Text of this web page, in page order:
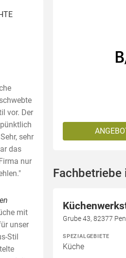
vor. Der
sehr
das
nur
mit
unser
Stil
Fachbetriebe
Grube 43, 82377
SPEZIALGEBIETE
Küche